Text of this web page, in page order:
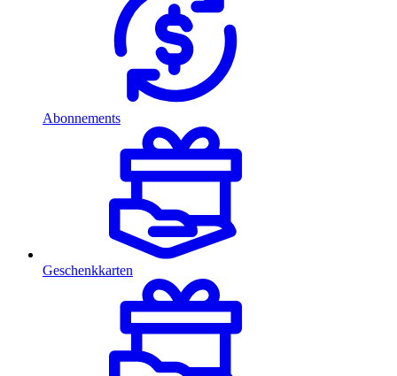
Abonnements
Geschenkkarten